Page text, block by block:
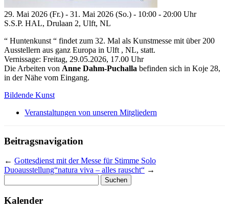
29. Mai 2026 (Fr.) - 31. Mai 2026 (So.) - 10:00 - 20:00 Uhr
S.S.P. HAL, Drulaan 2, Ulft, NL
“ Huntenkunst “ findet zum 32. Mal als Kunstmesse mit über 200
Ausstellern aus ganz Europa in Ulft , NL, statt.
Vernissage: Freitag, 29.05.2026, 17.00 Uhr
Die Arbeiten von Anne Dahm-Puchalla befinden sich in Koje 28,
in der Nähe vom Eingang.
Bildende Kunst
Veranstaltungen von unseren Mitgliedern
Beitragsnavigation
← Gottesdienst mit der Messe für Stimme Solo
Duoausstellung“natura viva – alles rauscht“ →
nach:
Kalender